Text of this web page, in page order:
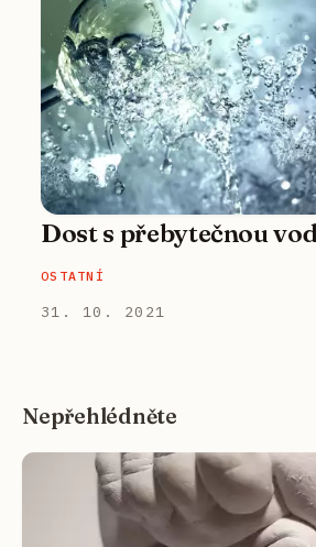
Dost s přebytečnou
OSTATNÍ
31. 10. 2021
Nepřehlédněte